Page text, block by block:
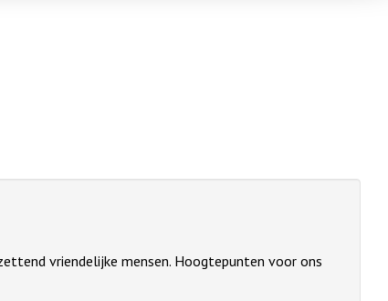
vriendelijke mensen. Hoogtepunten voor ons